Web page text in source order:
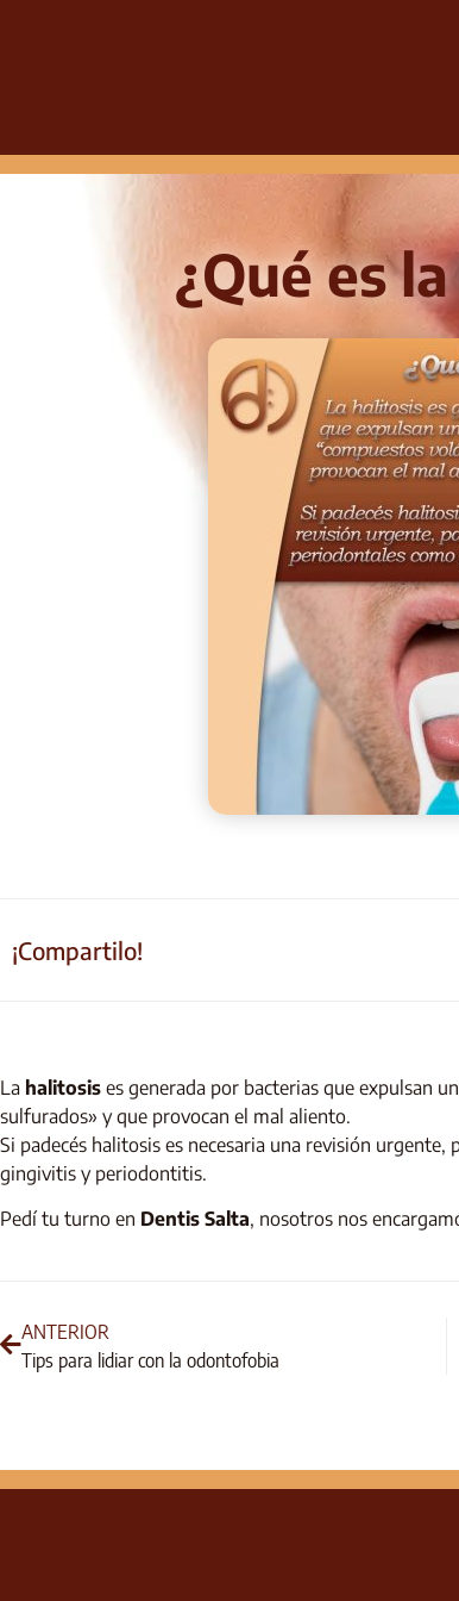
¿Qué es
¡Compartilo!
La halitosis es generada por bacterias que expulsan
sulfurados» y que provocan el mal aliento.
Si padecés halitosis es necesaria una revisión
gingivitis y periodontitis.
Pedí tu turno en Dentis Salta, nosotros nos
ANTERIOR
Tips para lidiar con la odontofobia